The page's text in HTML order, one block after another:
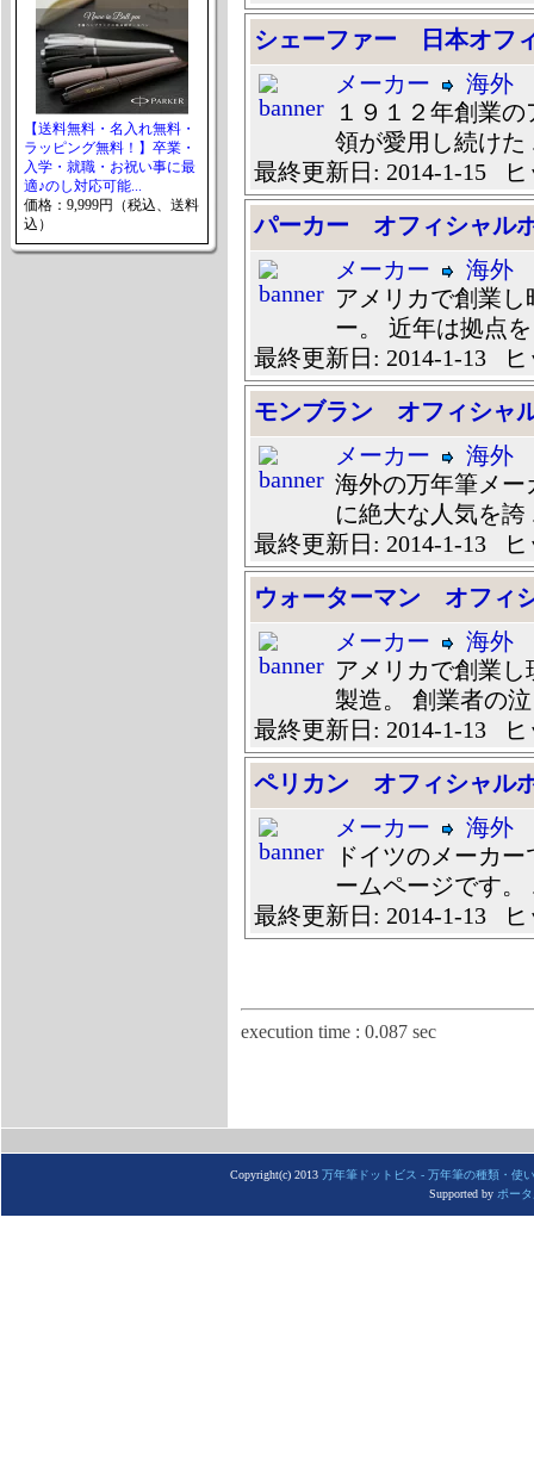
【送料無料・名入れ無料・
ラッピング無料！】卒業・
入学・就職・お祝い事に最
適♪のし対応可能...
価格：9,999円（税込、送料
込）
シェーファー 日本オフ
メーカー
海外
１９１２年創業
領が愛用し続けた
最終更新日: 2014-1-15
パーカー オフィシャル
メーカー
海外
アメリカで創業
ー。 近年は拠点
最終更新日: 2014-1-13
モンブラン オフィシャ
メーカー
海外
海外の万年筆メ
に絶大な人気を誇
最終更新日: 2014-1-13
ウォーターマン オフィ
メーカー
海外
アメリカで創業
製造。 創業者の
最終更新日: 2014-1-13
ペリカン オフィシャル
メーカー
海外
ドイツのメーカ
ームページです。
最終更新日: 2014-1-13
execution time : 0.087 sec
Copyright(c) 2013 万年筆ドットビス - 万年筆の種類・使
Supported by ポー